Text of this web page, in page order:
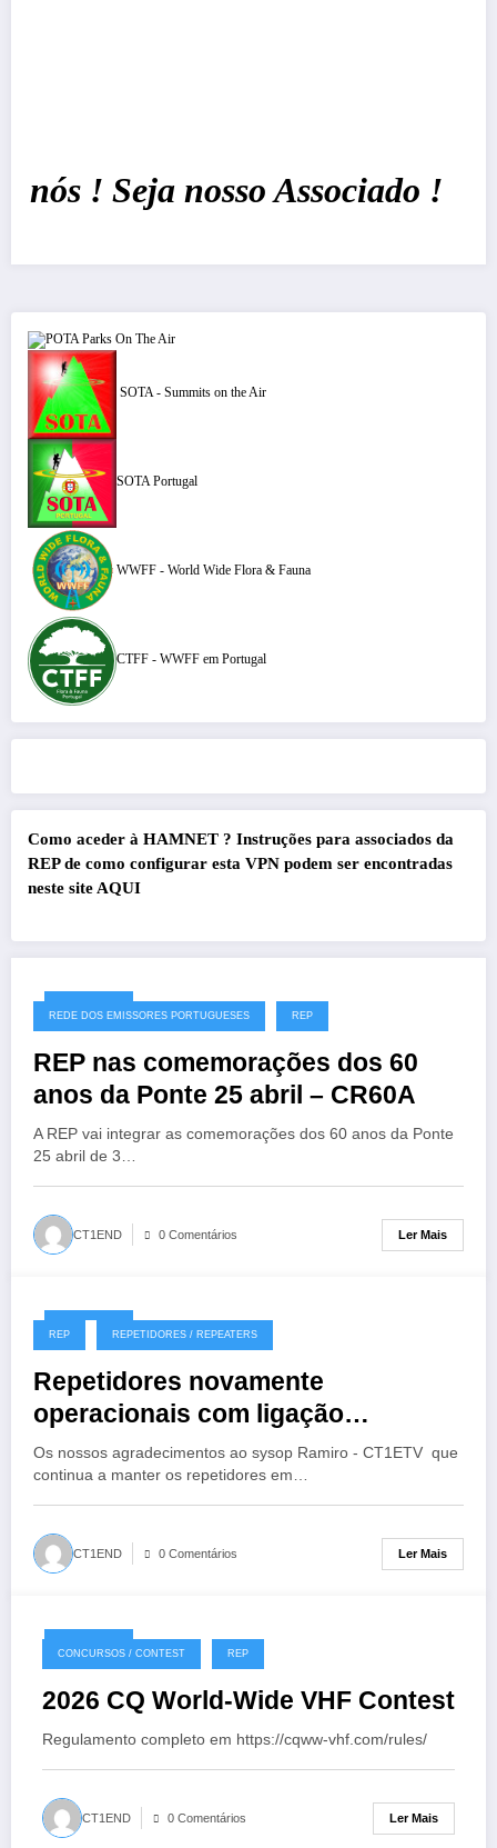
! Seja nosso Associado !
POTA Parks On The Air
SOTA - Summits on the Air
SOTA Portugal
WWFF - World Wide Flora & Fauna
CTFF - WWFF em Portugal
Como aceder à HAMNET ? Instruções para associados da
REP de como configurar esta VPN podem ser encontradas
neste site AQUI
27/07/2026
REDE DOS EMISSORES PORTUGUESES REP
REP nas comemorações dos 60
anos da Ponte 25 abril – CR60A
A REP vai integrar as comemorações dos 60 anos da Ponte
25 abril de 3…
CT1END 0 Comentários Ler Mais
19/07/2026
REP REPETIDORES / REPEATERS
Repetidores novamente
operacionais com ligação
EchoLink
Os nossos agradecimentos ao sysop Ramiro - CT1ETV que
continua a manter os repetidores em…
CT1END 0 Comentários Ler Mais
18/07/2026
CONCURSOS / CONTEST REP
2026 CQ World-Wide VHF Contest
Regulamento completo em https://cqww-vhf.com/rules/
CT1END 0 Comentários Ler Mais